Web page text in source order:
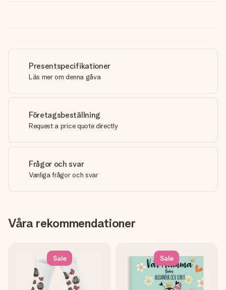
Presentspecifikationer
Läs mer om denna gåva
Företagsbeställning
Request a price quote directly
Frågor och svar
Vanliga frågor och svar
Våra rekommendationer
Sale Sale